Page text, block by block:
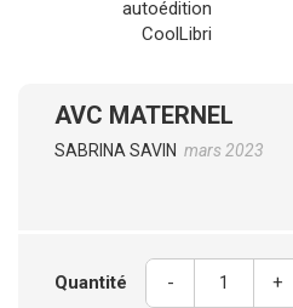
AVC MATERNEL
SABRINA SAVIN mars 2023
Quantité - +